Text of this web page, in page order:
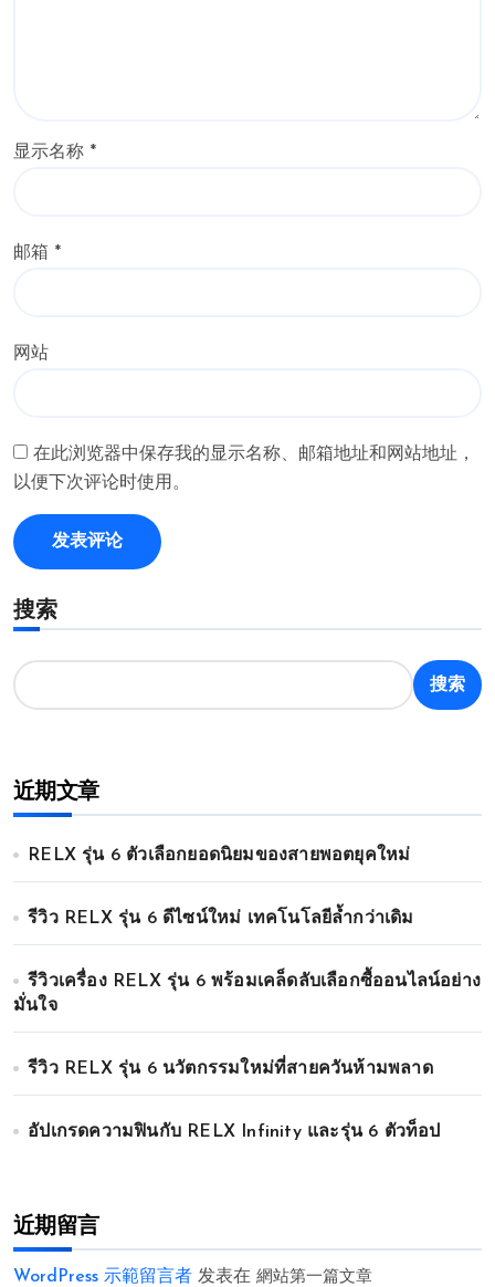
显示名称 *
邮箱 *
网站
在此浏览器中保存我的显示名称、邮箱地址和网站地址，
以便下次评论时使用。
搜索
搜索
近期文章
RELX รุ่น 6 ตัวเลือกยอดนิยมของสายพอตยุคใหม่
รีวิว RELX รุ่น 6 ดีไซน์ใหม่ เทคโนโลยีล้ำกว่าเดิม
รีวิวเครื่อง RELX รุ่น 6 พร้อมเคล็ดลับเลือกซื้ออนไลน์อย่าง
มั่นใจ
รีวิว RELX รุ่น 6 นวัตกรรมใหม่ที่สายควันห้ามพลาด
อัปเกรดความฟินกับ RELX Infinity และรุ่น 6 ตัวท็อป
近期留言
WordPress 示範留言者 发表在 網站第一篇文章